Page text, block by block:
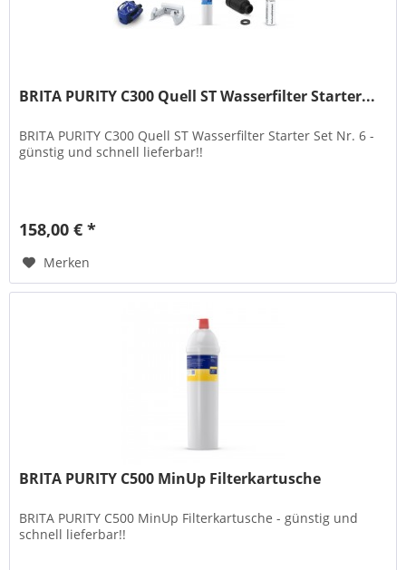
BRITA PURITY C300 Quell ST Wasserfilter Starter...
BRITA PURITY C300 Quell ST Wasserfilter Starter Set Nr. 6 -
günstig und schnell lieferbar!!
158,00 € *
Merken
BRITA PURITY C500 MinUp Filterkartusche
BRITA PURITY C500 MinUp Filterkartusche - günstig und
schnell lieferbar!!